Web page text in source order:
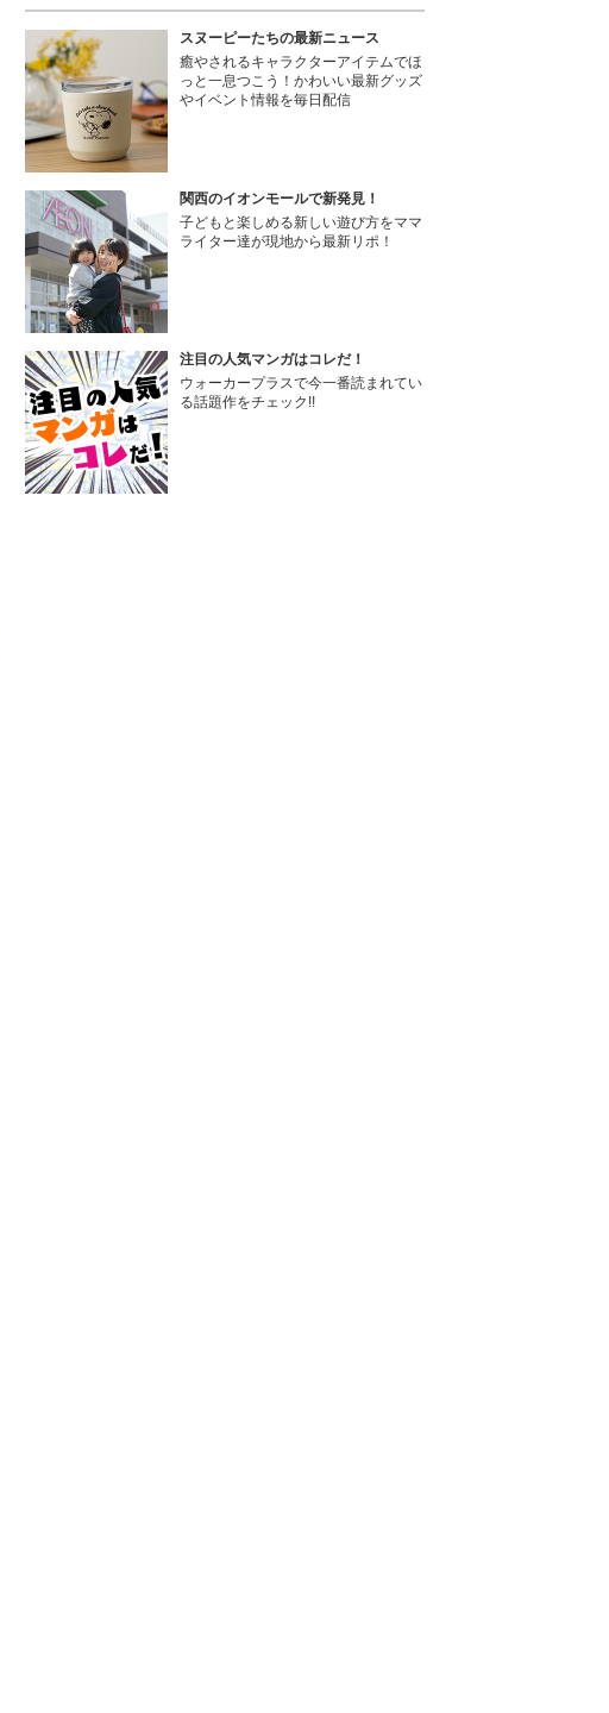
スヌーピーたちの最新ニュース
癒やされるキャラクターアイテムでほ
っと一息つこう！かわいい最新グッズ
やイベント情報を毎日配信
関西のイオンモールで新発見！
子どもと楽しめる新しい遊び方をママ
ライター達が現地から最新リポ！
注目の人気マンガはコレだ！
ウォーカープラスで今一番読まれてい
る話題作をチェック!!